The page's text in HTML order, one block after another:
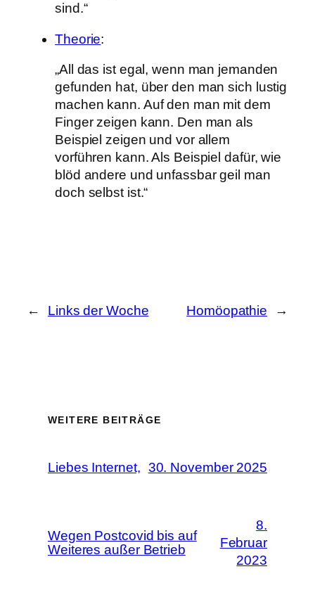
sind.“
Theorie:
„All das ist egal, wenn man jemanden
gefunden hat, über den man sich lustig
machen kann. Auf den man mit dem
Finger zeigen kann. Den man als
Beispiel zeigen und vor allem
vorführen kann. Als Beispiel dafür, wie
blöd andere und unfassbar geil man
doch selbst ist.“
← Links der Woche Homöopathie →
WEITERE BEITRÄGE
Liebes Internet, 30. November 2025
Wegen Postcovid bis auf
Weiteres außer Betrieb
8.
Februar
2023